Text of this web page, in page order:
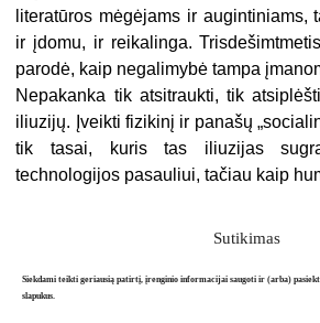
Sutikimas
Siekdami teikti geriausią patirtį, įrenginio informacijai saugoti ir (arba)
slapukus.
literatūros mėgėjams ir augintiniams,
ir įdomu, ir reikalinga.
parodė, kaip negalimybė tampa
Nepakanka tik atsitraukti, tik
iliuzijų. Įveikti fizikinį ir panašų
tik tasai, kuris tas iliuzijas
technologijos pasauliui, tačiau kaip